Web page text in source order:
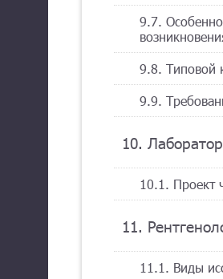
9.7.
9.8. Типовой
9.9.
10.
10.1. Проект
11.
11.1. Виды